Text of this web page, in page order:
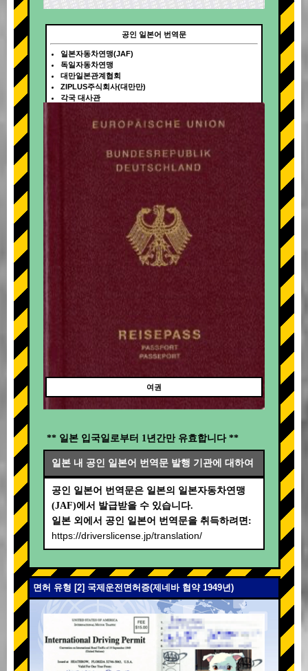
+
공인 일본어 번역문
일본자동차연맹(JAF)
독일자동차연맹
대만일본관계협회
ZIPLUS주식회사(대만만)
각국 대사관
여권
** 일본 입국일로부터 1년간만 유효합니다 **
일본 내 공인 일본어 번역문 발행 기관에 대하여
공인 일본어 번역문은 일본의 일본자동차연맹
(JAF)에서 발급받을 수 있습니다.
일본 외에서 공인 일본어 번역문을 취득하려면:
https://driverslicense.jp/translation/
면허 유형 [2] 국제운전면허증(제네바 협약 1949년)